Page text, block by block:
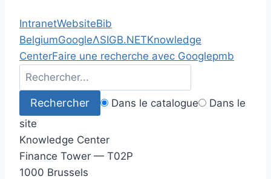
IntranetWebsiteBib
BelgiumGoogleΛSIGB.NETKnowledge
CenterFaire une recherche avec Googlepmb
Dans le catalogue
Dans le
site
Knowledge Center
Finance Tower — T02P
1000 Brussels